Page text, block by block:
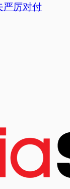
严厉对付